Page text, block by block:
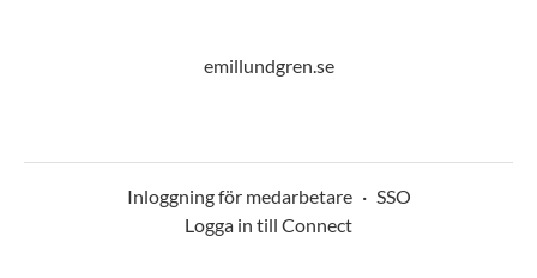
emillundgren.se
Inloggning för medarbetare · SSO
Logga in till Connect